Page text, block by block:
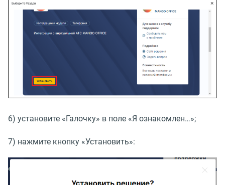
6) установите «Галочку» в поле «Я ознакомлен…»;
7) нажмите кнопку «Установить»: